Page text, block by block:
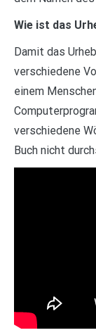
Wie ist das
Damit das
verschiedene
einem
verschiedene
Buch nicht